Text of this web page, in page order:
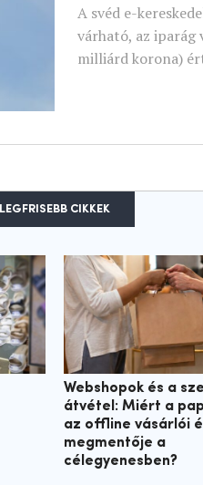
A svéd e-
várható, az
milliárd korona)
LEGFRISEBB CIKKEK
Webshopok és a
átvétel: Miért a
az offline vásárlói
megmentője a
célegyenesben?